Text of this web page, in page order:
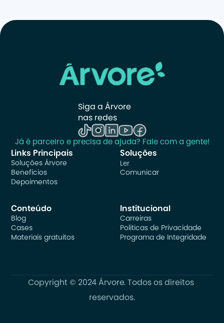
Siga a Árvore
nas redes
Já é parceiro e precisa de ajuda? Fale com a gente!
Links Principais
Soluções Árvore
Benefícios
Depoimentos
Soluções
Ler
Comunicar
Conteúdo
Blog
Cases
Materiais gratuitos
Institucional
Carreiras
Politicas de Privacidade
Programa de Integridade
Copyright © 2024 Árvore. Todos os direitos
reservados.